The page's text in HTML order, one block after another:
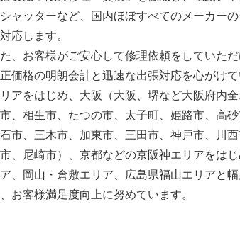
ャッターなど、国内ほぼすべてのメーカー
応します。
、お客様がご安心して修理依頼をしていた
価格の明朗会計と迅速な出張対応を心がけて
アをはじめ、大阪（大阪、堺など大阪府内
、相生市、たつの市、太子町、姫路市、高
市、三木市、加東市、三田市、神戸市、川
、尼崎市）、京都などの京阪神エリアをは
、岡山・倉敷エリア、広島県福山エリアと
お客様満足度向上に努めています。